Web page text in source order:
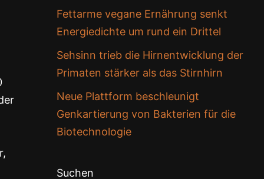
Fettarme vegane Ernährung senkt
Energiedichte um rund ein Drittel
Sehsinn trieb die Hirnentwicklung der
Primaten stärker als das Stirnhirn
Neue Plattform beschleunigt
Genkartierung von Bakterien für die
Biotechnologie
Suchen